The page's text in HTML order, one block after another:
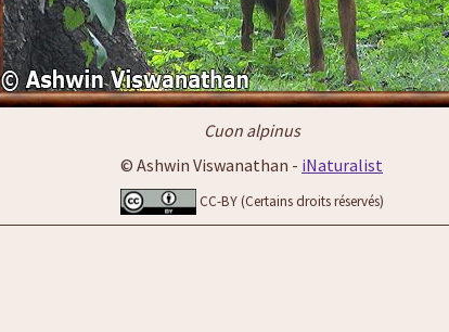
Cuon alpinus
© Ashwin Viswanathan - iNaturalist
CC-BY (Certains droits réservés)